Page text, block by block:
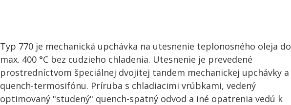
Typ 770 je mechanická upchávka na utesnenie teplonosného oleja do
max. 400 °C bez cudzieho chladenia. Utesnenie je prevedené
prostredníctvom špeciálnej dvojitej tandem mechanickej upchávky a
quench-termosifónu. Príruba s chladiacimi vrúbkami, vedený
optimovaný "studený" quench-spätný odvod a iné opatrenia vedú k